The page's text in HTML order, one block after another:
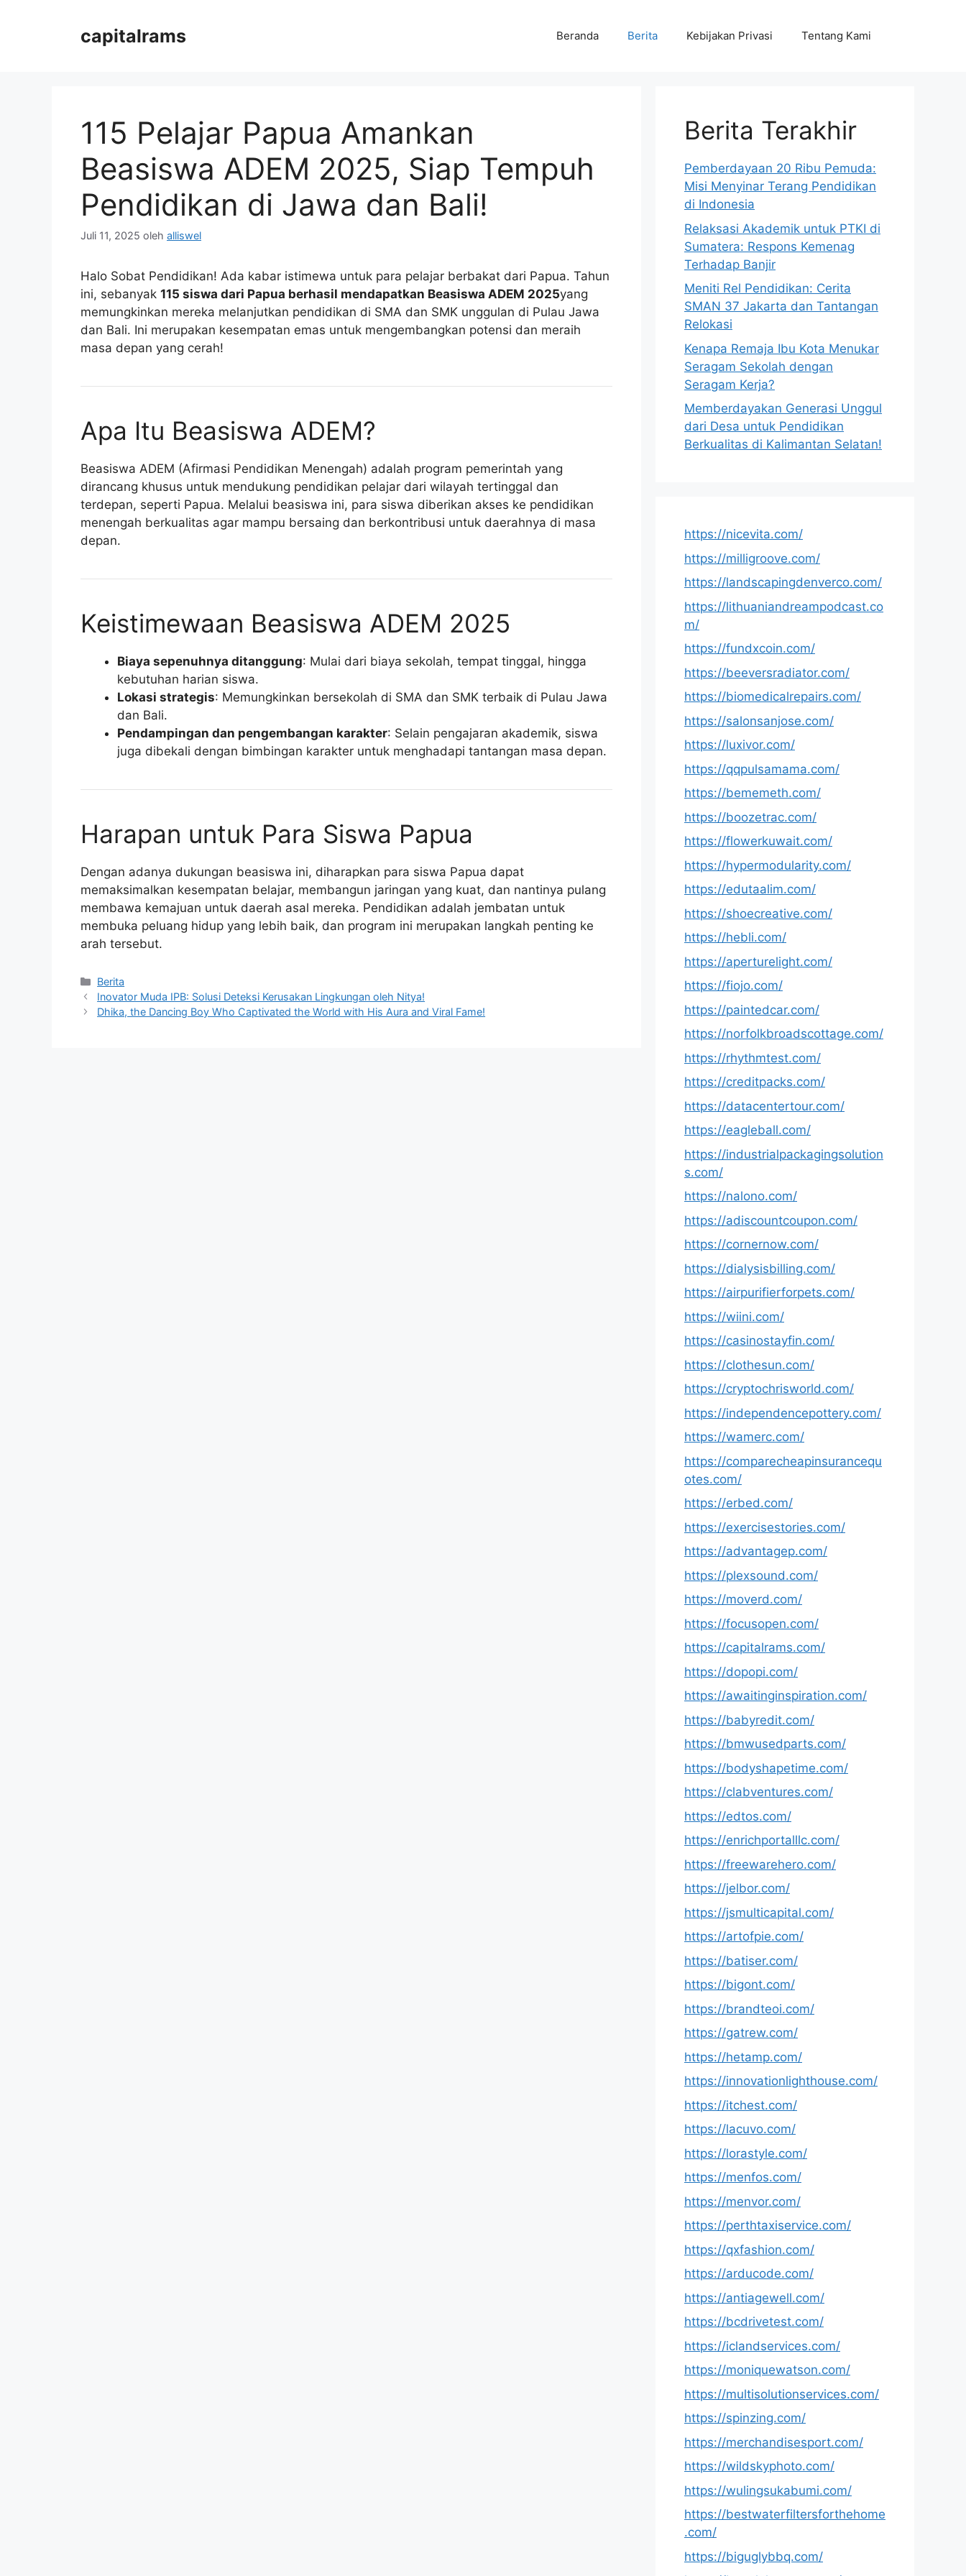
capitalrams Beranda Berita Kebijakan Privasi Tentang Kami
115 Pelajar Papua Amankan
Beasiswa ADEM 2025, Siap Tempuh
Pendidikan di Jawa dan Bali!
Juli 11, 2025 oleh alliswel
Halo Sobat Pendidikan! Ada kabar istimewa untuk para pelajar berbakat dari Papua. Tahun
ini, sebanyak 115 siswa dari Papua berhasil mendapatkan Beasiswa ADEM 2025yang
memungkinkan mereka melanjutkan pendidikan di SMA dan SMK unggulan di Pulau Jawa
dan Bali. Ini merupakan kesempatan emas untuk mengembangkan potensi dan meraih
masa depan yang cerah!
Apa Itu Beasiswa ADEM?
Beasiswa ADEM (Afirmasi Pendidikan Menengah) adalah program pemerintah yang
dirancang khusus untuk mendukung pendidikan pelajar dari wilayah tertinggal dan
terdepan, seperti Papua. Melalui beasiswa ini, para siswa diberikan akses ke pendidikan
menengah berkualitas agar mampu bersaing dan berkontribusi untuk daerahnya di masa
depan.
Keistimewaan Beasiswa ADEM 2025
Biaya sepenuhnya ditanggung: Mulai dari biaya sekolah, tempat tinggal, hingga
kebutuhan harian siswa.
Lokasi strategis: Memungkinkan bersekolah di SMA dan SMK terbaik di Pulau Jawa
dan Bali.
Pendampingan dan pengembangan karakter: Selain pengajaran akademik, siswa
juga dibekali dengan bimbingan karakter untuk menghadapi tantangan masa depan.
Harapan untuk Para Siswa Papua
Dengan adanya dukungan beasiswa ini, diharapkan para siswa Papua dapat
memaksimalkan kesempatan belajar, membangun jaringan yang kuat, dan nantinya pulang
membawa kemajuan untuk daerah asal mereka. Pendidikan adalah jembatan untuk
membuka peluang hidup yang lebih baik, dan program ini merupakan langkah penting ke
arah tersebut.
Kategori
Berita
Inovator Muda IPB: Solusi Deteksi Kerusakan Lingkungan oleh Nitya!
Dhika, the Dancing Boy Who Captivated the World with His Aura and Viral Fame!
Berita Terakhir
Pemberdayaan 20 Ribu Pemuda:
Misi Menyinar Terang Pendidikan
di Indonesia
Relaksasi Akademik untuk PTKI di
Sumatera: Respons Kemenag
Terhadap Banjir
Meniti Rel Pendidikan: Cerita
SMAN 37 Jakarta dan Tantangan
Relokasi
Kenapa Remaja Ibu Kota Menukar
Seragam Sekolah dengan
Seragam Kerja?
Memberdayakan Generasi Unggul
dari Desa untuk Pendidikan
Berkualitas di Kalimantan Selatan!
https://nicevita.com/
https://milligroove.com/
https://landscapingdenverco.com/
https://lithuaniandreampodcast.co
m/
https://fundxcoin.com/
https://beeversradiator.com/
https://biomedicalrepairs.com/
https://salonsanjose.com/
https://luxivor.com/
https://qqpulsamama.com/
https://bememeth.com/
https://boozetrac.com/
https://flowerkuwait.com/
https://hypermodularity.com/
https://edutaalim.com/
https://shoecreative.com/
https://hebli.com/
https://aperturelight.com/
https://fiojo.com/
https://paintedcar.com/
https://norfolkbroadscottage.com/
https://rhythmtest.com/
https://creditpacks.com/
https://datacentertour.com/
https://eagleball.com/
https://industrialpackagingsolution
s.com/
https://nalono.com/
https://adiscountcoupon.com/
https://cornernow.com/
https://dialysisbilling.com/
https://airpurifierforpets.com/
https://wiini.com/
https://casinostayfin.com/
https://clothesun.com/
https://cryptochrisworld.com/
https://independencepottery.com/
https://wamerc.com/
https://comparecheapinsurancequ
otes.com/
https://erbed.com/
https://exercisestories.com/
https://advantagep.com/
https://plexsound.com/
https://moverd.com/
https://focusopen.com/
https://capitalrams.com/
https://dopopi.com/
https://awaitinginspiration.com/
https://babyredit.com/
https://bmwusedparts.com/
https://bodyshapetime.com/
https://clabventures.com/
https://edtos.com/
https://enrichportalllc.com/
https://freewarehero.com/
https://jelbor.com/
https://jsmulticapital.com/
https://artofpie.com/
https://batiser.com/
https://bigont.com/
https://brandteoi.com/
https://gatrew.com/
https://hetamp.com/
https://innovationlighthouse.com/
https://itchest.com/
https://lacuvo.com/
https://lorastyle.com/
https://menfos.com/
https://menvor.com/
https://perthtaxiservice.com/
https://qxfashion.com/
https://arducode.com/
https://antiagewell.com/
https://bcdrivetest.com/
https://iclandservices.com/
https://moniquewatson.com/
https://multisolutionservices.com/
https://spinzing.com/
https://merchandisesport.com/
https://wildskyphoto.com/
https://wulingsukabumi.com/
https://bestwaterfiltersforthehome
.com/
https://biguglybbq.com/